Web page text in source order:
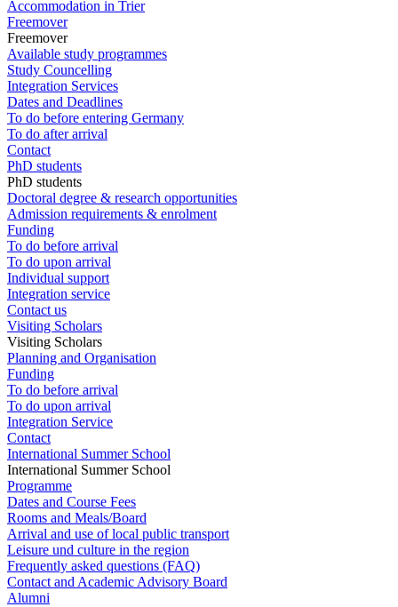
Accommodation in Trier
Freemover
Freemover
Available study programmes
Study Councelling
Integration Services
Dates and Deadlines
To do before entering Germany
To do after arrival
Contact
PhD students
PhD students
Doctoral degree & research opportunities
Admission requirements & enrolment
Funding
To do before arrival
To do upon arrival
Individual support
Integration service
Contact us
Visiting Scholars
Visiting Scholars
Planning and Organisation
Funding
To do before arrival
To do upon arrival
Integration Service
Contact
International Summer School
International Summer School
Programme
Dates and Course Fees
Rooms and Meals/Board
Arrival and use of local public transport
Leisure und culture in the region
Frequently asked questions (FAQ)
Contact and Academic Advisory Board
Alumni